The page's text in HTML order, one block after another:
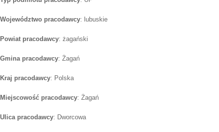
Województwo pracodawcy: lubuskie
Powiat pracodawcy: żagański
Gmina pracodawcy: Żagań
Kraj pracodawcy: Polska
Miejscowość pracodawcy: Żagań
Ulica pracodawcy: Dworcowa